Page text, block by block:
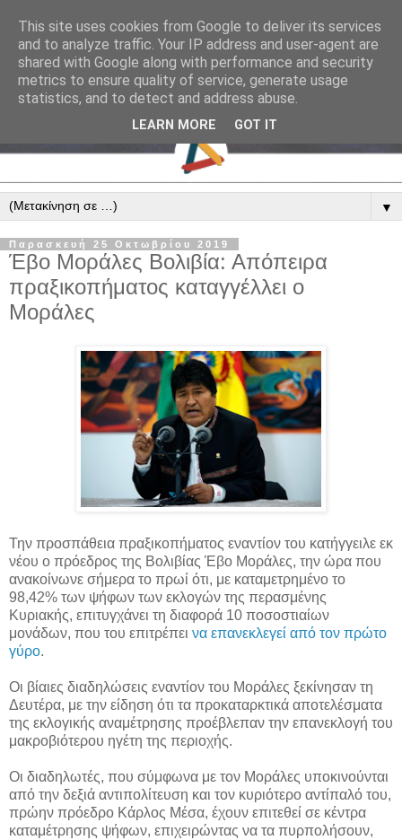
▼
Παρασκευή 25 Οκτωβρίου 2019
Έβο Μοράλες Βολιβία: Απόπειρα
πραξικοπήματος καταγγέλλει ο
Μοράλες
Την προσπάθεια πραξικοπήματος εναντίον του κατήγγειλε εκ
νέου ο πρόεδρος της Βολιβίας Έβο Μοράλες, την ώρα που
ανακοίνωνε σήμερα το πρωί ότι, με καταμετρημένο το
98,42% των ψήφων των εκλογών της περασμένης
Κυριακής, επιτυγχάνει τη διαφορά 10 ποσοστιαίων
μονάδων, που του επιτρέπει να επανεκλεγεί από τον πρώτο
γύρο.
Οι βίαιες διαδηλώσεις εναντίον του Μοράλες ξεκίνησαν τη
Δευτέρα, με την είδηση ότι τα προκαταρκτικά αποτελέσματα
της εκλογικής αναμέτρησης προέβλεπαν την επανεκλογή του
μακροβιότερου ηγέτη της περιοχής.
Οι διαδηλωτές, που σύμφωνα με τον Μοράλες υποκινούνται
από την δεξιά αντιπολίτευση και τον κυριότερο αντίπαλό του,
πρώην πρόεδρο Κάρλος Μέσα, έχουν επιτεθεί σε κέντρα
καταμέτρησης ψήφων, επιχειρώντας να τα πυρπολήσουν,
This site uses cookies from Google to deliver its services
and to analyze traffic. Your IP address and user-agent are
shared with Google along with performance and security
metrics to ensure quality of service, generate usage
statistics, and to detect and address abuse.
LEARN MORE GOT IT